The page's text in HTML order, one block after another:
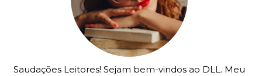
Saudações Leitores! Sejam bem-vindos ao DLL. Meu